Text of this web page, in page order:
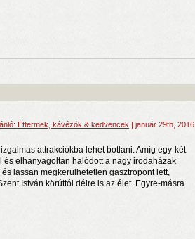
Éttermek, kávézók & kedvencek | január 29th, 2016
attrakciókba lehet botlani. Amíg egy-két
elhanyagoltan halódott a nagy irodaházak
lassan megkerülhetetlen gasztropont lett,
István körúttól délre is az élet. Egyre-másra